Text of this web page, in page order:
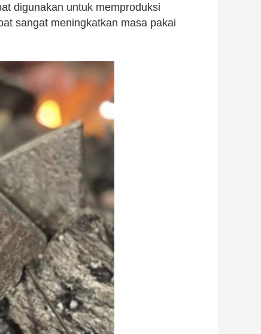
digunakan untuk memproduksi
sangat meningkatkan masa pakai